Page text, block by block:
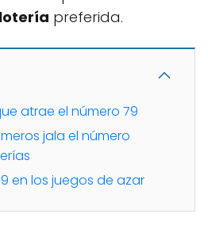
preferida.
atrae el número 79
jala el número
en los juegos de azar